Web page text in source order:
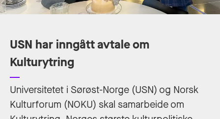
USN har inngått avtale om
Kulturytring
Universitetet i Sørøst-Norge (USN) og Norsk
Kulturforum (NOKU) skal samarbeide om